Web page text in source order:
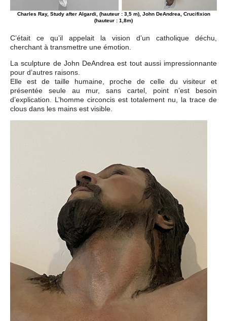
Charles Ray, Study after Algardi, (hauteur : 3,5 m), John DeAndrea, Crucifixion
(hauteur : 1,8m)
C’était ce qu’il appelait la vision d’un catholique déchu,
cherchant à transmettre une émotion.
La sculpture de John DeAndrea est tout aussi impressionnante
pour d’autres raisons.
Elle est de taille humaine, proche de celle du visiteur et
présentée seule au mur, sans cartel, point n’est besoin
d’explication. L’homme circoncis est totalement nu, la trace de
clous dans les mains est visible.